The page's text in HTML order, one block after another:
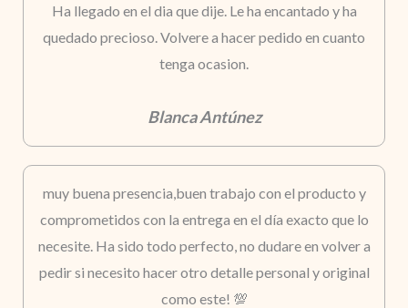
Ha llegado en el dia que dije. Le ha encantado y ha
quedado precioso. Volvere a hacer pedido en cuanto
tenga ocasion.
Blanca Antúnez
muy buena presencia,buen trabajo con el producto y
comprometidos con la entrega en el día exacto que lo
necesite. Ha sido todo perfecto, no dudare en volver a
pedir si necesito hacer otro detalle personal y original
como este! 💯